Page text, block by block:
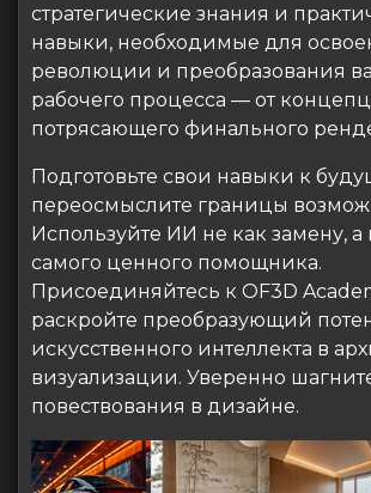
стратегические знания и
навыки, необходимые для
революции и преобразования
рабочего процесса — от
потрясающего финального
Подготовьте свои навыки к
переосмыслите границы
Используйте ИИ не как замену, а
самого ценного помощника.
Присоединяйтесь к OF3D
раскройте преобразующий
искусственного интеллекта в
визуализации. Уверенно
повествования в дизайне.